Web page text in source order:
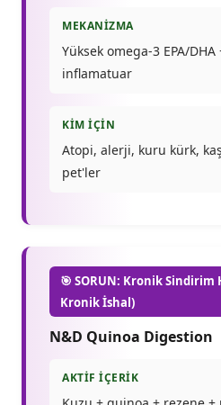
MEKANIZMA
Yüksek omega-3 EPA/
inflamatuar
KIM İÇIN
Atopi, alerji, kuru kürk,
pet'ler
🎯 SORUN: Kronik Sindirim
Kronik İshal)
N&D Quinoa Digestion
AKTIF İÇERIK